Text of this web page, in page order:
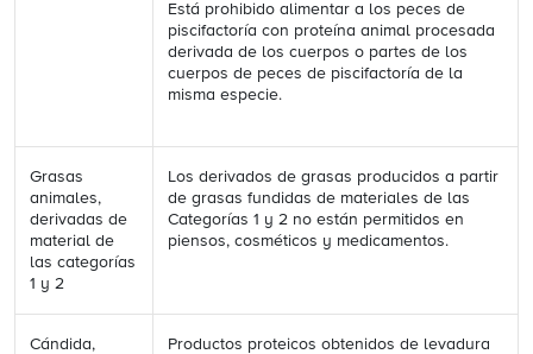
Está prohibido alimentar a los peces de
piscifactoría con proteína animal procesada
derivada de los cuerpos o partes de los
cuerpos de peces de piscifactoría de la
misma especie.
Grasas
animales,
derivadas de
material de
las categorías
1 y 2
Los derivados de grasas producidos a partir
de grasas fundidas de materiales de las
Categorías 1 y 2 no están permitidos en
piensos, cosméticos y medicamentos.
Cándida,
Productos proteicos obtenidos de levadura